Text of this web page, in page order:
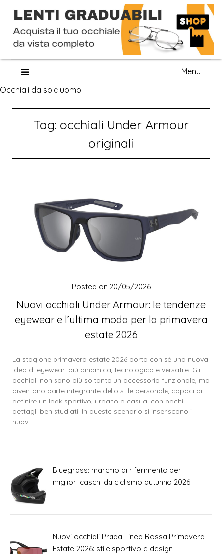
content
Menu
Occhiali da sole uomo
Tag: occhiali Under Armour
originali
Nuovi occhiali Under Armour: le tendenze
eyewear e l’ultima moda per la primavera
estate 2026
Posted on 20/05/2026
La stagione primavera estate 2026 porta con sé una nuova
idea di eyewear: più dinamica, tecnologica e versatile. Gli
occhiali non sono più soltanto un accessorio funzionale, ma
diventano parte integrante dello stile personale, capaci di
definire un look sportivo, urbano o casual con pochi
dettagli ben studiati. In questo scenario si inseriscono i
nuovi…
Bluegrass: marchio di riferimento per i
migliori caschi da ciclismo autunno 2026
Nuovi occhiali Prada Linea Rossa Primavera
Estate 2026: stile sportivo e design